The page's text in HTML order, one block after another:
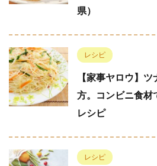
県）
レシピ
【家事ヤロウ】
方。コンビニ食材
レシピ
レシピ